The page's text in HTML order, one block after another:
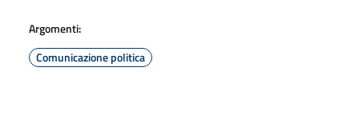
Argomenti:
Comunicazione politica